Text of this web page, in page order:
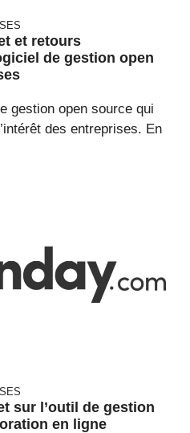
et retours
de gestion open
gestion open source qui
des entreprises. En
sur l’outil de gestion
en ligne